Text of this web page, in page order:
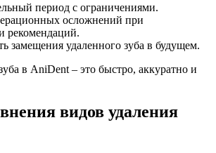
период с ограничениями.
осложнений при
рекомендаций.
замещения удаленного зуба в будущем.
в AniDent – это быстро, аккуратно и
видов удаления